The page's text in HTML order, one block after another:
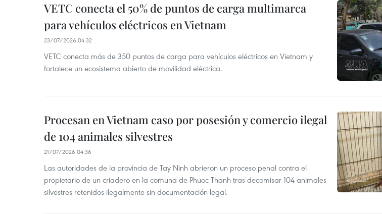
VETC conecta el 50% de puntos de carga multimarca
para vehículos eléctricos en Vietnam
23/07/2026 04:32
VETC conecta más de 350 puntos de carga para vehículos eléctricos en Vietnam y
fortalece un ecosistema abierto de movilidad eléctrica.
Procesan en Vietnam caso por posesión y comercio ilegal
de 104 animales silvestres
21/07/2026 04:36
Las autoridades de la provincia de Tay Ninh abrieron un proceso penal contra el
propietario de un criadero en la comuna de Phuoc Thanh tras decomisar 104 animales
silvestres retenidos ilegalmente sin documentación legal.